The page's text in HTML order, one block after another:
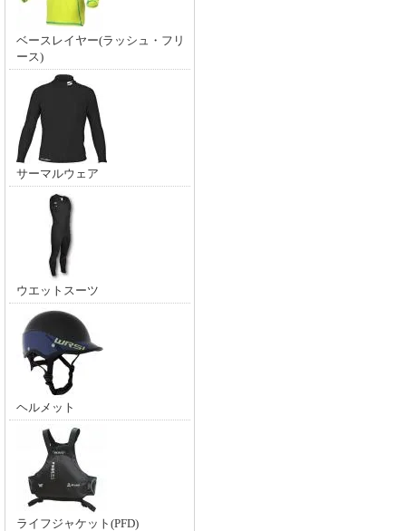
ベースレイヤー(ラッシュ・フリ
ース)
サーマルウェア
ウエットスーツ
ヘルメット
ライフジャケット(PFD)